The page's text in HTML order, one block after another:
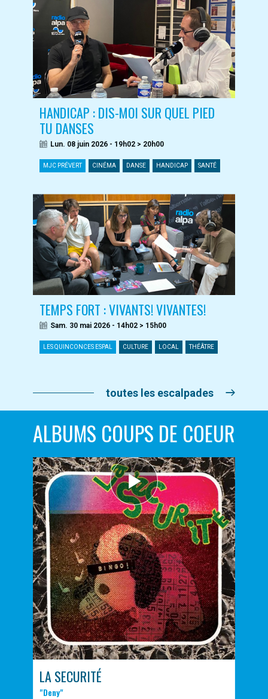
HANDICAP : DIS-MOI SUR QUEL PIED
TU DANSES
Lun. 08 juin 2026 - 19h02 > 20h00
MJC PRÉVERT CINÉMA DANSE HANDICAP SANTÉ
TEMPS FORT : VIVANTS! VIVANTES!
Sam. 30 mai 2026 - 14h02 > 15h00
LES QUINCONCES ESPAL CULTURE LOCAL THÉÂTRE
toutes les escalpades
ALBUMS COUPS DE COEUR
LA SECURITÉ
"Deny"